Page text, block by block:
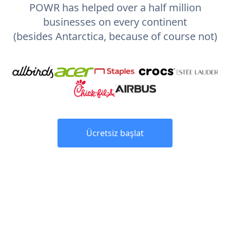
POWR has helped over a half million
businesses on every continent
(besides Antarctica, because of course not)
Ücretsiz başlat